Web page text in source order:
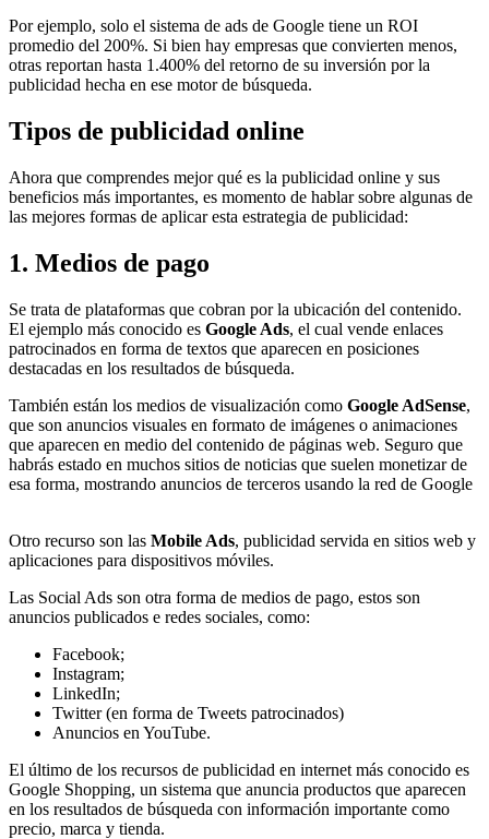
Por ejemplo, solo el sistema de ads de Google tiene un ROI
promedio del 200%. Si bien hay empresas que convierten menos,
otras reportan hasta 1.400% del retorno de su inversión por la
publicidad hecha en ese motor de búsqueda.
Tipos de publicidad online
Ahora que comprendes mejor qué es la publicidad online y sus
beneficios más importantes, es momento de hablar sobre algunas de
las mejores formas de aplicar esta estrategia de publicidad:
1. Medios de pago
Se trata de plataformas que cobran por la ubicación del contenido.
El ejemplo más conocido es Google Ads, el cual vende enlaces
patrocinados en forma de textos que aparecen en posiciones
destacadas en los resultados de búsqueda.
También están los medios de visualización como Google AdSense,
que son anuncios visuales en formato de imágenes o animaciones
que aparecen en medio del contenido de páginas web. Seguro que
habrás estado en muchos sitios de noticias que suelen monetizar de
esa forma, mostrando anuncios de terceros usando la red de Google
Otro recurso son las Mobile Ads, publicidad servida en sitios web y
aplicaciones para dispositivos móviles.
Las Social Ads son otra forma de medios de pago, estos son
anuncios publicados e redes sociales, como:
Facebook;
Instagram;
LinkedIn;
Twitter (en forma de Tweets patrocinados)
Anuncios en YouTube.
El último de los recursos de publicidad en internet más conocido es
Google Shopping, un sistema que anuncia productos que aparecen
en los resultados de búsqueda con información importante como
precio, marca y tienda.